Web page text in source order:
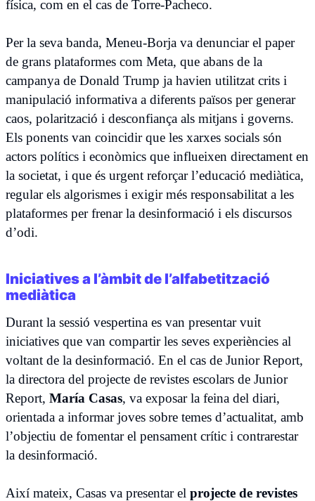
física, com en el cas de Torre-Pacheco.
Per la seva banda, Meneu-Borja va denunciar el paper
de grans plataformes com Meta, que abans de la
campanya de Donald Trump ja havien utilitzat crits i
manipulació informativa a diferents països per generar
caos, polarització i desconfiança als mitjans i governs.
Els ponents van coincidir que les xarxes socials són
actors polítics i econòmics que influeixen directament en
la societat, i que és urgent reforçar l’educació mediàtica,
regular els algorismes i exigir més responsabilitat a les
plataformes per frenar la desinformació i els discursos
d’odi.
Iniciatives a l’àmbit de l’alfabetització
mediàtica
Durant la sessió vespertina es van presentar vuit
iniciatives que van compartir les seves experiències al
voltant de la desinformació. En el cas de Junior Report,
la directora del projecte de revistes escolars de Junior
Report, María Casas, va exposar la feina del diari,
orientada a informar joves sobre temes d’actualitat, amb
l’objectiu de fomentar el pensament crític i contrarestar
la desinformació.
Així mateix, Casas va presentar el projecte de revistes